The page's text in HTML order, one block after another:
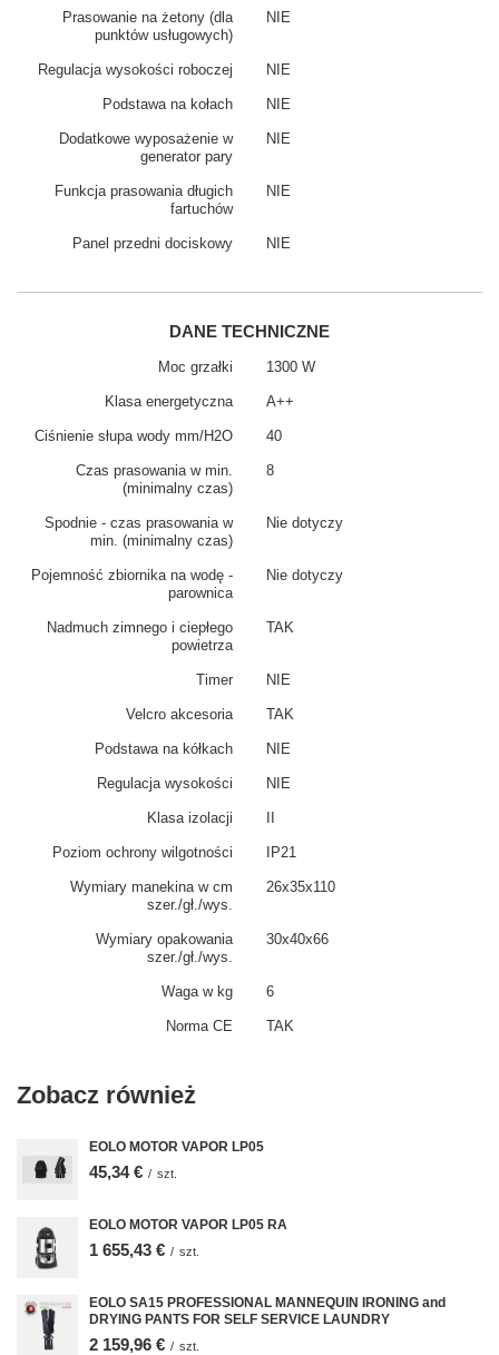
Prasowanie na żetony (dla
punktów usługowych)
NIE
Regulacja wysokości roboczej NIE
Podstawa na kołach NIE
Dodatkowe wyposażenie w
generator pary
NIE
Funkcja prasowania długich
fartuchów
NIE
Panel przedni dociskowy NIE
DANE TECHNICZNE
Moc grzałki 1300 W
Klasa energetyczna A++
Ciśnienie słupa wody mm/H2O 40
Czas prasowania w min.
(minimalny czas)
8
Spodnie - czas prasowania w
min. (minimalny czas)
Nie dotyczy
Pojemność zbiornika na wodę -
parownica
Nie dotyczy
Nadmuch zimnego i ciepłego
powietrza
TAK
Timer NIE
Velcro akcesoria TAK
Podstawa na kółkach NIE
Regulacja wysokości NIE
Klasa izolacji
Poziom ochrony wilgotności IP21
Wymiary manekina w cm
szer./gł./wys.
26x35x110
Wymiary opakowania
szer./gł./wys.
30x40x66
Waga w kg 6
Norma CE TAK
Zobacz również
EOLO MOTOR VAPOR LP05
45,34 € / szt.
EOLO MOTOR VAPOR LP05 RA
1 655,43 € / szt.
EOLO SA15 PROFESSIONAL MANNEQUIN IRONING and
DRYING PANTS FOR SELF SERVICE LAUNDRY
2 159,96 € / szt.